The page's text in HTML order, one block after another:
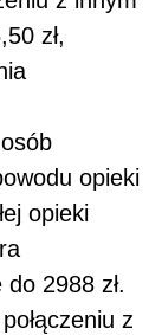
zł,
opieki
opieki
2988 zł.
z